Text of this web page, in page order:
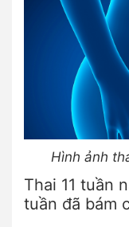
Hình ảnh
Thai 11 tuần
tuần đã bám